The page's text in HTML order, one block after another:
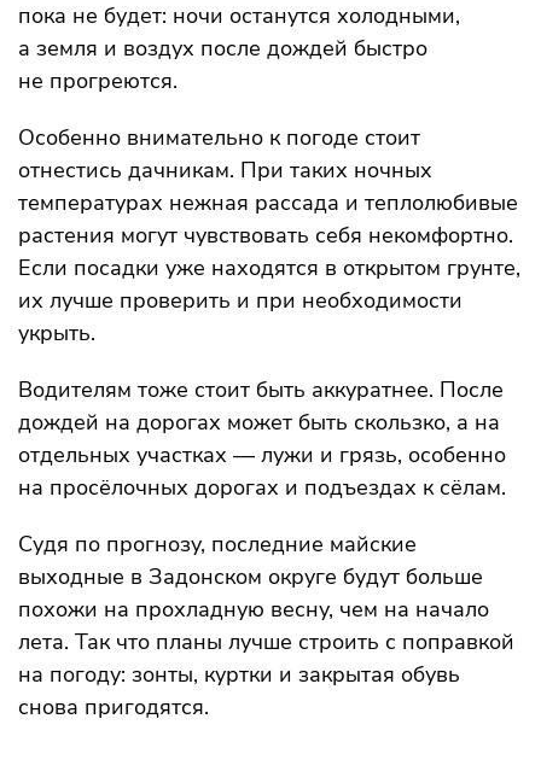
пока не будет: ночи останутся холодными,
а земля и воздух после дождей быстро
не прогреются.
Особенно внимательно к погоде стоит
отнестись дачникам. При таких ночных
температурах нежная рассада и теплолюбивые
растения могут чувствовать себя некомфортно.
Если посадки уже находятся в открытом грунте,
их лучше проверить и при необходимости
укрыть.
Водителям тоже стоит быть аккуратнее. После
дождей на дорогах может быть скользко, а на
отдельных участках — лужи и грязь, особенно
на просёлочных дорогах и подъездах к сёлам.
Судя по прогнозу, последние майские
выходные в Задонском округе будут больше
похожи на прохладную весну, чем на начало
лета. Так что планы лучше строить с поправкой
на погоду: зонты, куртки и закрытая обувь
снова пригодятся.